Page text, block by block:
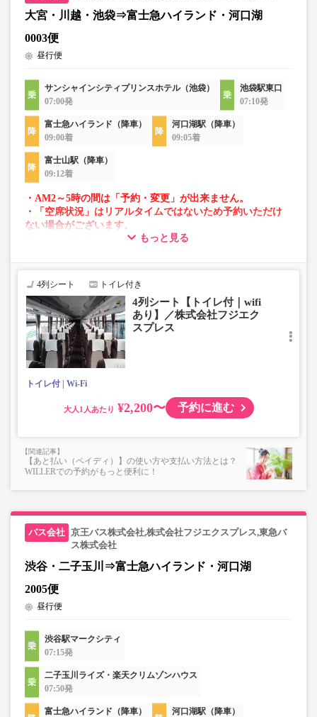
大宮・川越・池袋⇒富士急ハイランド・河口湖
0003便
昼行便
サンシャインシティプリンスホテル（池袋）
07:00発
池袋駅東口
07:10発
富士急ハイランド（降車）
09:00着
河口湖駅（降車）
09:05着
富士山駅（降車）
09:12着
・AM2～5時の間は「予約・変更」が出来ません。
・「空席状況」はリアルタイムではないため予約いただけ
ない場合がございます。
・車両は予告なく変更となる場合がございます。これに伴
で、あらかじめご了承ください。
もっと見る
4列シート トイレ付き
4列シート【トイレ付｜wifi
あり】／株式会社フジエク
スプレス
トイレ付 Wi-Fi
大人 ¥2,200〜 予約に進む
【あと払い（ペイディ）】の使い方や支払い方法とは？
WILLERでの予約がもっと便利に！
京王バス株式会社,株式会社フジエクスプレス,東急バ
ス株式会社
渋谷・二子玉川⇒富士急ハイランド・河口湖
2005便
昼行便
渋谷駅マークシティ
07:15発
二子玉川ライズ・楽天クリムゾンハウス
07:50発
富士急ハイランド（降車）
河口湖駅（降車）